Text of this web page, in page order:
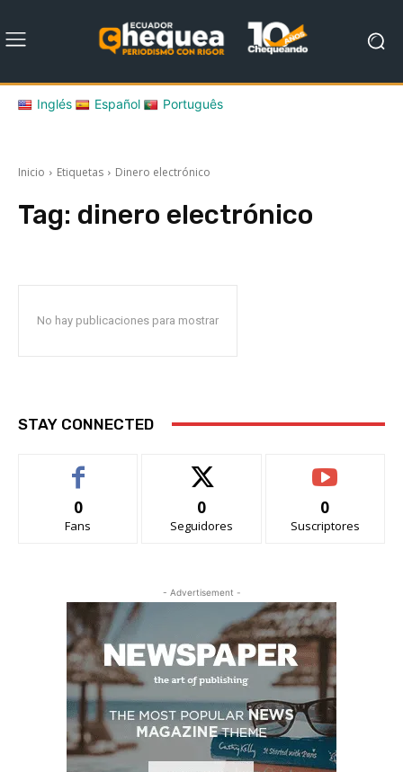
Inglés Español Português
Inicio Etiquetas Dinero electrónico
Tag: dinero electrónico
No hay publicaciones para mostrar
STAY CONNECTED
0
Fans
0
Seguidores
0
Suscriptores
- Advertisement -